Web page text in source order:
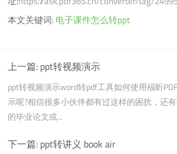
本文关键词:电子课件怎么转ppt
上一篇: ppt转视频演示
ppt转视频演示word转pdf工具如何使用福昕
示呢?相信很多小伙伴都有过这样的困扰，还
的毕业论文或...
下一篇: ppt转讲义 book air